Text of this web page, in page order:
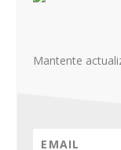
Mantente